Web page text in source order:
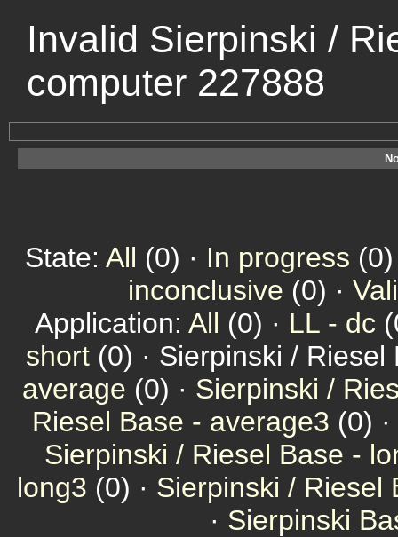
Invalid Sierpinski /
computer 227888
State: All (0) · In progress
inconclusive (0) ·
Application: All (0) · LL - dc
short (0) · Sierpinski /
average (0) · Sierpinski /
Riesel Base - average3 (0) ·
Sierpinski / Riesel Base -
long3 (0) · Sierpinski / Riesel
· Sierpinski